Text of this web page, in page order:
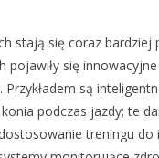
stają się coraz
pojawiły się
są
podczas jazdy; te
treningu